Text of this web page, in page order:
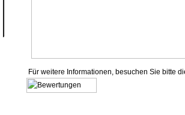
Für weitere Informationen, besuchen Sie bitte